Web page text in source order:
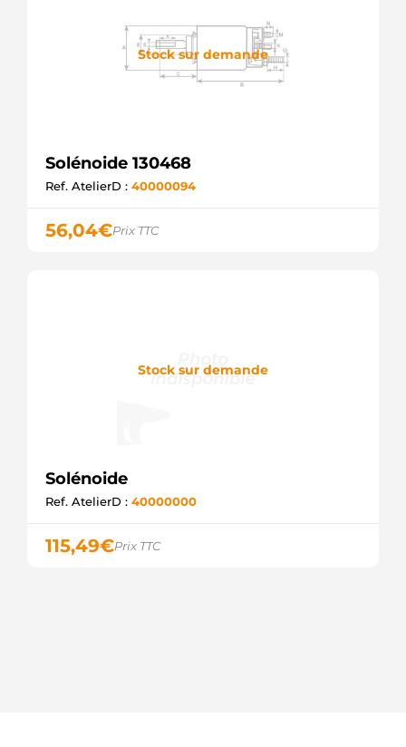
Stock sur demande
Solénoide 130468
Ref. AtelierD : 40000094
56,04€Prix TTC
Stock sur demande
Solénoide
Ref. AtelierD : 40000000
115,49€Prix TTC